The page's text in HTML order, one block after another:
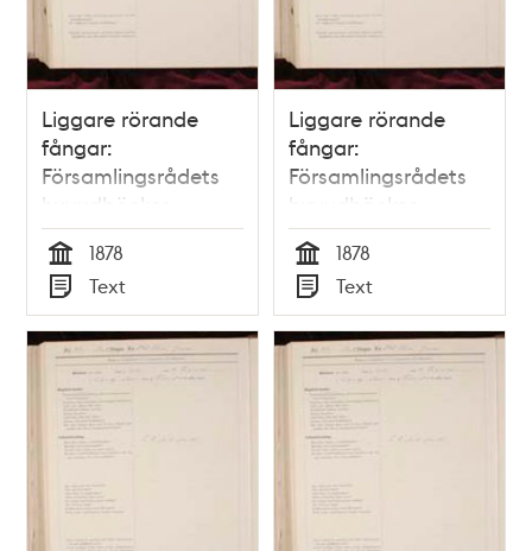
Liggare rörande
fångar:
Församlingsrådets
huvudböcker
(biografiböcker),
volym 6
Tid
1878
Typ
Text
Liggare rörande
fångar:
Församlingsrådets
huvudböcker
(biografiböcker),
volym 8
Tid
1878
Typ
Text